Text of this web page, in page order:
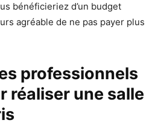
bénéficieriez d’un budget
agréable de ne pas payer plus
professionnels
réaliser une salle